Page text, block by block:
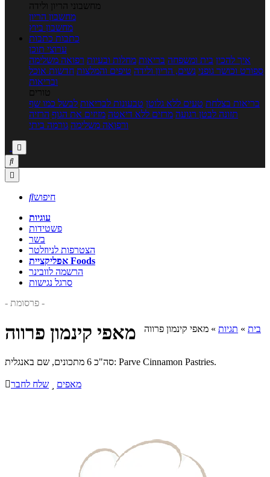
מחשבוני הריון ולידה
מחשבון הריון
מחשבון ביוץ
כתבות כתבות
ערוצי תוכן
איך להכין בית ומשפחה בריאות מחלות ובעיות רפואה משלימה
ספורט וכושר גופני נשים, הריון ולידה טיפים והמלצות חדשות אוכל
ובריאות
טורים
בריאות בצלחת טעים ללא גלוטן טבעונות לבריאות לבשל כמו שף
תזונה לבטן רגועה מרזים ללא דיאטה מזיזים את הגוף הרזיה
ורפואה משלימה גורמה ביתי



חיפוש
עוגיות
פשטידות
בשר
הצטרפות לניוזלטר
אפליקציית Foods
הרשמה לוובינר
סרגל נגישות
- פרסומת -
בית » תגיות » מאפי קינמון פרווה מאפי קינמון פרווה
סה"כ 6 מתכונים, שם באנגלית: Parve Cinnamon Pastries.
שלח לחבר מאפים